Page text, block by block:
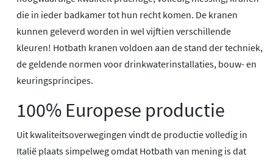
die in ieder badkamer tot hun recht komen. De kranen
kunnen geleverd worden in wel vijftien verschillende
kleuren! Hotbath kranen voldoen aan de stand der techniek,
de geldende normen voor drinkwaterinstallaties, bouw- en
keuringsprincipes.
100% Europese productie
Uit kwaliteitsoverwegingen vindt de productie volledig in
Italië plaats simpelweg omdat Hotbath van mening is dat